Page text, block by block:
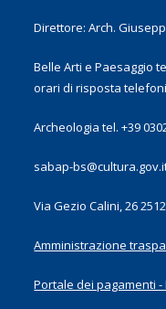
Direttore: Arch.
Belle Arti e Paesaggio
orari di risposta
Archeologia tel. +39
sabap-
Via Gezio Calini, 26
Amministrazione
Portale dei pagamenti -